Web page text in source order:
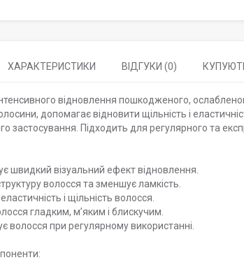
ХАРАКТЕРИСТИКИ ВІДГУКИ (0)
відновлення пошкодженого,
допомагає відновити щільність і
застосування. Підходить для регулярного та
швидкий візуальний ефект відновлення.
волосся та зменшує ламкість.
і щільність волосся.
гладким, м’яким і блискучим.
волосся при регулярному використанні.